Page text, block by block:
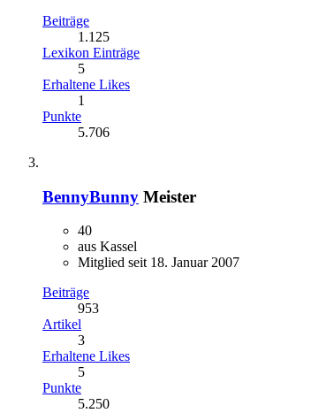
Beiträge
1.125
Lexikon Einträge
5
Erhaltene Likes
1
Punkte
5.706
BennyBunny Meister
40
aus Kassel
Mitglied seit 18. Januar 2007
Beiträge
953
Artikel
3
Erhaltene Likes
5
Punkte
5.250